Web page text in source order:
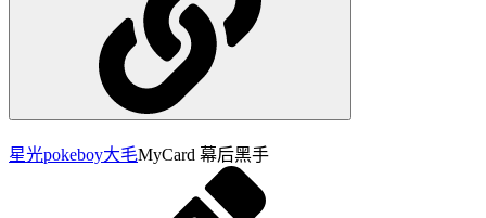
星光pokeboy大毛MyCard 幕后黑手